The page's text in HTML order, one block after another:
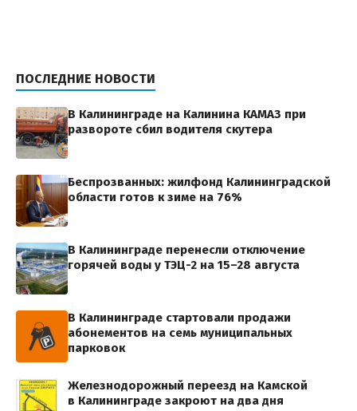
ПОСЛЕДНИЕ НОВОСТИ
В Калининграде на Калинина КАМАЗ при
развороте сбил водителя скутера
Беспрозванных: жилфонд Калининградской
области готов к зиме на 76%
В Калининграде перенесли отключение
горячей воды у ТЭЦ-2 на 15–28 августа
В Калининграде стартовали продажи
абонементов на семь муниципальных
парковок
Железнодорожный переезд на Камской
в Калининграде закроют на два дня